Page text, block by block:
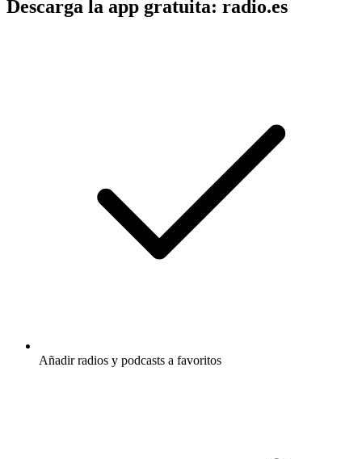
Descarga la app gratuita: radio.es
Añadir radios y podcasts a favoritos